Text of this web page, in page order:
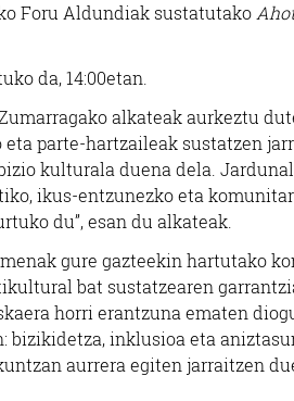
Foru Aldundiak sustatutako
da, 14:00etan.
alkateak aurkeztu
parte-hartzaileak sustatzen
kulturala duena dela.
ikus-entzunezko eta
du”, esan du alkateak.
gure gazteekin hartutako
bat sustatzearen
horri erantzuna ematen
inklusioa eta
aurrera egiten jarraitzen